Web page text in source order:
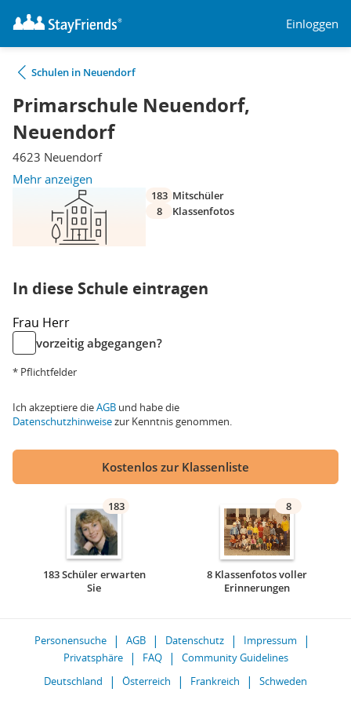
Einloggen
Schulen in Neuendorf
Primarschule Neuendorf,
Neuendorf
4623 Neuendorf
Mehr anzeigen
183 Mitschüler
8
Klassenfotos
In diese Schule eintragen
Frau Herr
vorzeitig abgegangen?
* Pflichtfelder
Ich akzeptiere dieAGB und habe die
Datenschutzhinweisezur Kenntnis genommen.
Kostenlos zur Klassenliste
183
183 Schüler erwarten
Sie
8
8 Klassenfotos voller
Erinnerungen
Personensuche AGB Datenschutz
Impressum
Privatsphäre
FAQ
Community Guidelines
Deutschland
Österreich Frankreich Schweden